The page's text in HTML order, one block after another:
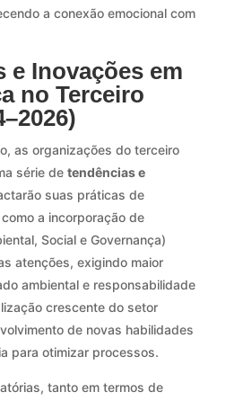
a conexão emocional com
e Inovações em
no Terceiro
as organizações do terceiro
série de tendências e
suas práticas de
a incorporação de
Social e Governança)
atenções, exigindo maior
ambiental e responsabilidade
crescente do setor
de novas habilidades
para otimizar processos.
tanto em termos de